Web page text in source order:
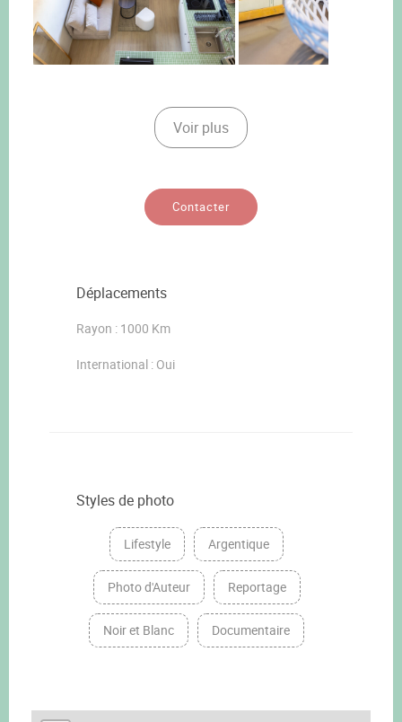
Voir plus
Contacter
Déplacements
Rayon : 1000 Km
International : Oui
Styles de photo
Lifestyle Argentique
Photo d'Auteur Reportage
Noir et Blanc Documentaire